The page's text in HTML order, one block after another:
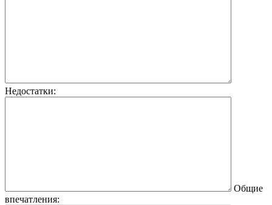
Недостатки:
Общие
впечатления: